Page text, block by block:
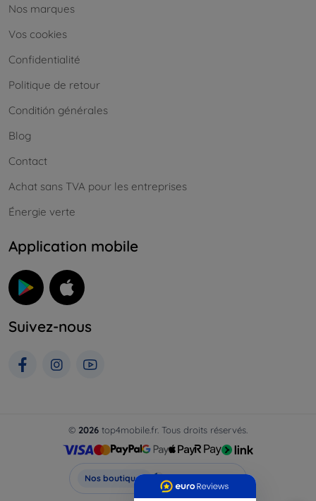
Nos marques
Vos cookies
Confidentialité
Politique de retour
Conditión générales
Blog
Contact
Achat sans TVA pour les entreprises
Énergie verte
Application mobile
Suivez-nous
© 2026 top4mobile.fr. Tous droits réservés.
Nos boutiques Top4Mobile.fr